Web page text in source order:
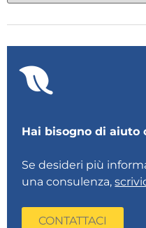
Hai bisogno di aiuto
Se desideri più
una consulenza,
CONTATTACI